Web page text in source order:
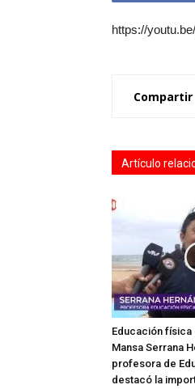
https://
Compartir
Artículo
Educación física
Mansa Serrana
profesora de
destacó la